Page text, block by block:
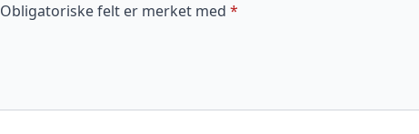
Obligatoriske felt er merket med *